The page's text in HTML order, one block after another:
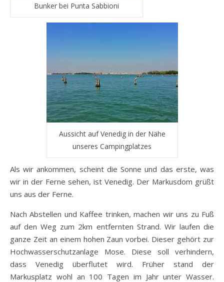
Bunker bei Punta Sabbioni
Aussicht auf Venedig in der Nähe
unseres Campingplatzes
Als wir ankommen, scheint die Sonne und das erste, was
wir in der Ferne sehen, ist Venedig. Der Markusdom grüßt
uns aus der Ferne.
Nach Abstellen und Kaffee trinken, machen wir uns zu Fuß
auf den Weg zum 2km entfernten Strand. Wir laufen die
ganze Zeit an einem hohen Zaun vorbei. Dieser gehört zur
Hochwasserschutzanlage Mose. Diese soll verhindern,
dass Venedig überflutet wird. Früher stand der
Markusplatz wohl an 100 Tagen im Jahr unter Wasser.